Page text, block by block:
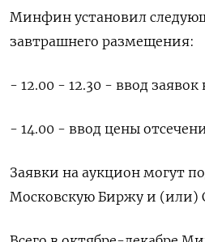
Минфин установил
завтрашнего размещения:
- 12.00 - 12.30 - ввод заявок
- 14.00 - ввод цены
Заявки на аукцион могут
Московскую Биржу и (или)